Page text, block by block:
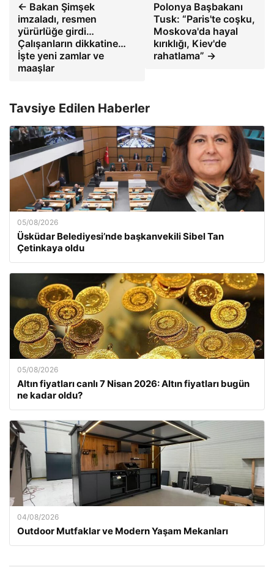
← Bakan Şimşek
imzaladı, resmen
yürürlüğe girdi…
Çalışanların dikkatine…
İşte yeni zamlar ve
maaşlar
Polonya Başbakanı
Tusk: “Paris'te coşku,
Moskova'da hayal
kırıklığı, Kiev'de
rahatlama” →
Tavsiye Edilen Haberler
05/08/2026
Üsküdar Belediyesi’nde başkanvekili Sibel Tan
Çetinkaya oldu
05/08/2026
Altın fiyatları canlı 7 Nisan 2026: Altın fiyatları bugün
ne kadar oldu?
04/08/2026
Outdoor Mutfaklar ve Modern Yaşam Mekanları